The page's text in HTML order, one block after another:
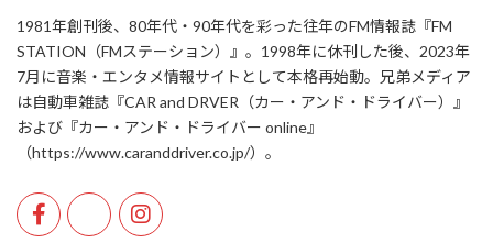
1981年創刊後、80年代・90年代を彩った往年のFM情報誌『FM
STATION（FMステーション）』。1998年に休刊した後、2023年
7月に音楽・エンタメ情報サイトとして本格再始動。兄弟メディア
は自動車雑誌『CAR and DRVER（カー・アンド・ドライバー）』
および『カー・アンド・ドライバー online』
（https://www.caranddriver.co.jp/）。